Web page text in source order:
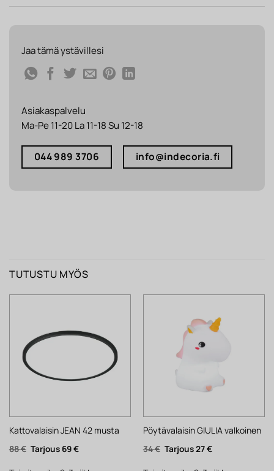
Jaa tämä ystävillesi
Asiakaspalvelu
Ma-Pe 11-20 La 11-18 Su 12-18
044 989 3706 info@indecoria.fi
TUTUSTU MYÖS
Kattovalaisin JEAN 42 musta
88€ Alkuperäinen
hinta
69€Nykyinen
Pöytävalaisin GIULIA valkoinen
34€ Alkuperäinen
hinta
27€Nykyinen